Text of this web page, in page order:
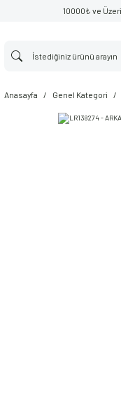
10000₺ ve
Anasayfa Genel Kategori